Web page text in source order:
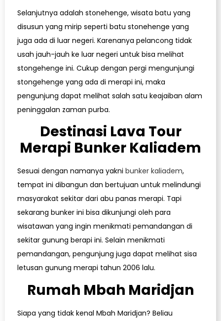
Selanjutnya adalah stonehenge, wisata batu yang
disusun yang mirip seperti batu stonehenge yang
juga ada di luar negeri. Karenanya pelancong tidak
usah jauh-jauh ke luar negeri untuk bisa melihat
stongehenge ini. Cukup dengan pergi mengunjungi
stongehenge yang ada di merapi ini, maka
pengunjung dapat melihat salah satu keajaiban alam
peninggalan zaman purba.
Destinasi Lava Tour
Merapi Bunker Kaliadem
Sesuai dengan namanya yakni bunker kaliadem,
tempat ini dibangun dan bertujuan untuk melindungi
masyarakat sekitar dari abu panas merapi. Tapi
sekarang bunker ini bisa dikunjungi oleh para
wisatawan yang ingin menikmati pemandangan di
sekitar gunung berapi ini. Selain menikmati
pemandangan, pengunjung juga dapat melihat sisa
letusan gunung merapi tahun 2006 lalu.
Rumah Mbah Maridjan
Siapa yang tidak kenal Mbah Maridjan? Beliau